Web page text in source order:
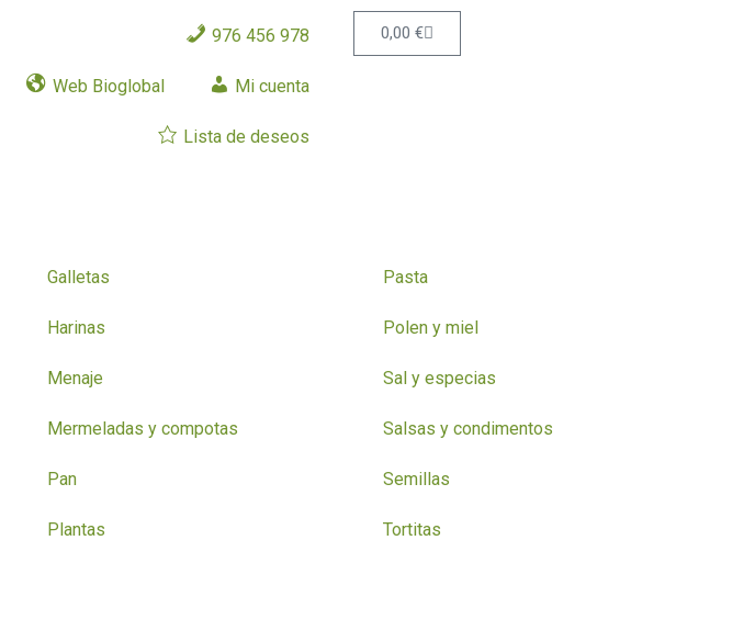
976 456 978
Web Bioglobal Mi cuenta
Lista de deseos
0,00 €Carrito
Galletas
Harinas
Menaje
Mermeladas y compotas
Pan
Plantas
Pasta
Polen y miel
Sal y especias
Salsas y condimentos
Semillas
Tortitas